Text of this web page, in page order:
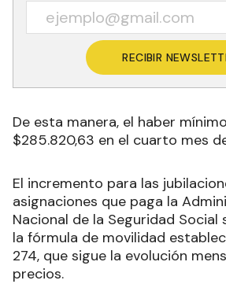
RECIBIR
De esta manera, el haber
$285.820,63 en el cuarto mes
El incremento para las
asignaciones que paga la
Nacional de la Seguridad Social
la fórmula de movilidad
274, que sigue la evolución
precios.